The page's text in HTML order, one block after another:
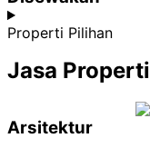
Properti Pilihan
Jasa Properti
Arsitektur